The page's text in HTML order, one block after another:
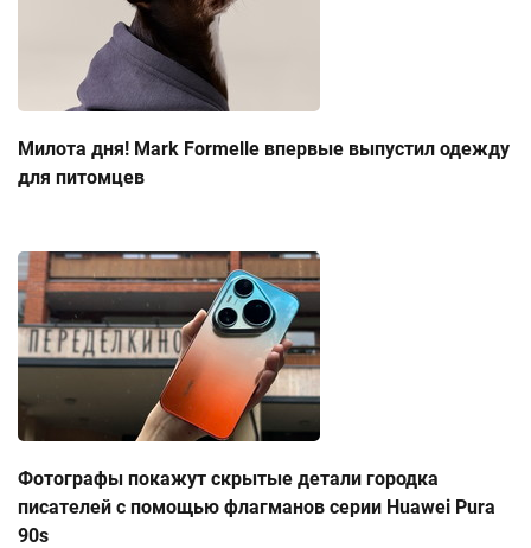
Милота дня! Mark Formelle впервые выпустил одежду
для питомцев
Фотографы покажут скрытые детали городка
писателей с помощью флагманов серии Huawei Pura
90s